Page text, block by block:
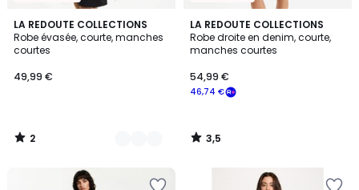
LA REDOUTE COLLECTIONS
Robe évasée, courte, manches
courtes
49,99 €
2
/
5
2
Couleurs
2
/
LA REDOUTE COLLECTIONS
Robe droite en denim, courte,
manches courtes
46,74 €
54,99 €
3,5
/ 5
3,5
/